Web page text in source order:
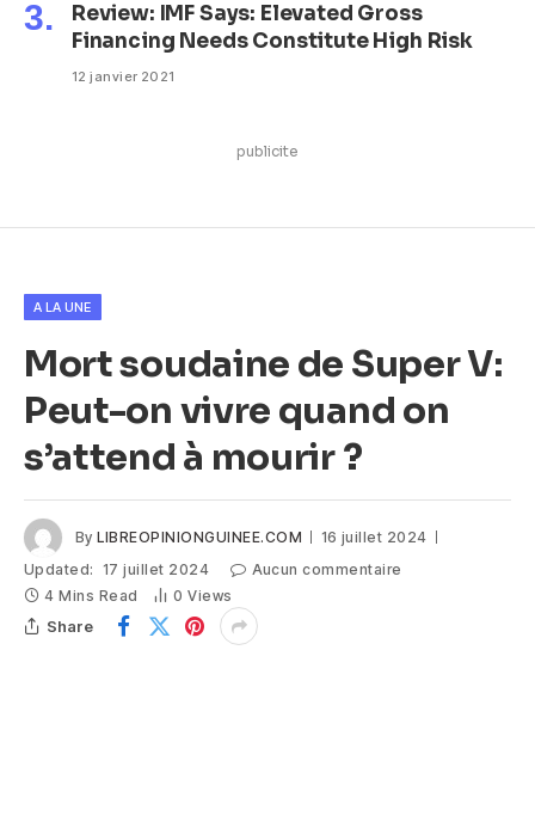
Review: IMF Says: Elevated Gross
Financing Needs Constitute High Risk
12 janvier 2021
publicite
A LA UNE
Mort soudaine de Super V:
Peut-on vivre quand on
s’attend à mourir ?
By LIBREOPINIONGUINEE.COM
16 juillet 2024
Updated: 17 juillet 2024
Aucun commentaire
4 Mins Read
0Views
Share